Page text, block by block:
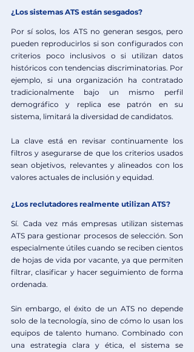
¿Los sistemas ATS están sesgados?
Por sí solos, los ATS no generan sesgos, pero
pueden reproducirlos si son configurados con
criterios poco inclusivos o si utilizan datos
históricos con tendencias discriminatorias. Por
ejemplo, si una organización ha contratado
tradicionalmente bajo un mismo perfil
demográfico y replica ese patrón en su
sistema, limitará la diversidad de candidatos.
La clave está en revisar continuamente los
filtros y asegurarse de que los criterios usados
sean objetivos, relevantes y alineados con los
valores actuales de inclusión y equidad.
¿Los reclutadores realmente utilizan ATS?
Sí. Cada vez más empresas utilizan sistemas
ATS para gestionar procesos de selección. Son
especialmente útiles cuando se reciben cientos
de hojas de vida por vacante, ya que permiten
filtrar, clasificar y hacer seguimiento de forma
ordenada.
Sin embargo, el éxito de un ATS no depende
solo de la tecnología, sino de cómo lo usan los
equipos de talento humano. Combinado con
una estrategia clara y ética, el sistema se